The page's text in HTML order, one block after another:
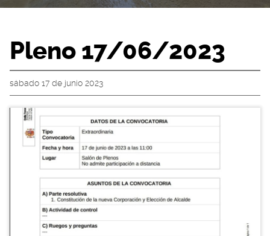
Pleno 17/06/2023
sábado 17 de junio 2023